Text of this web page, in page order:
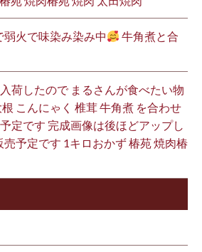
弱火で味染み染み中
牛角煮と合
荷したので まるさんが食べたい物
こんにゃく 椎茸 牛角煮 を合わせ
定です 完成画像は後ほどアップし
売予定です 1キロおかず 椿苑 焼肉椿